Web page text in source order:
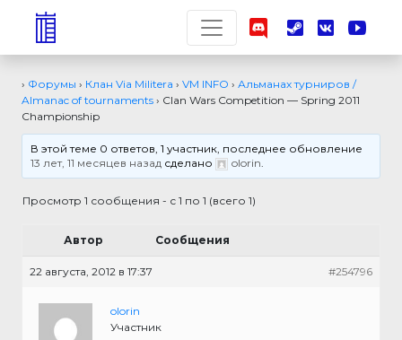
› Форумы › Клан Via Militera › VM INFO › Альманах турниров /
Almanac of tournaments › Clan Wars Competition — Spring 2011
Championship
В этой теме 0 ответов, 1 участник, последнее обновление
13 лет, 11 месяцев назад сделано olorin.
Просмотр 1 сообщения - с 1 по 1 (всего 1)
Автор Сообщения
22 августа, 2012 в 17:37 #254796
olorin
Участник